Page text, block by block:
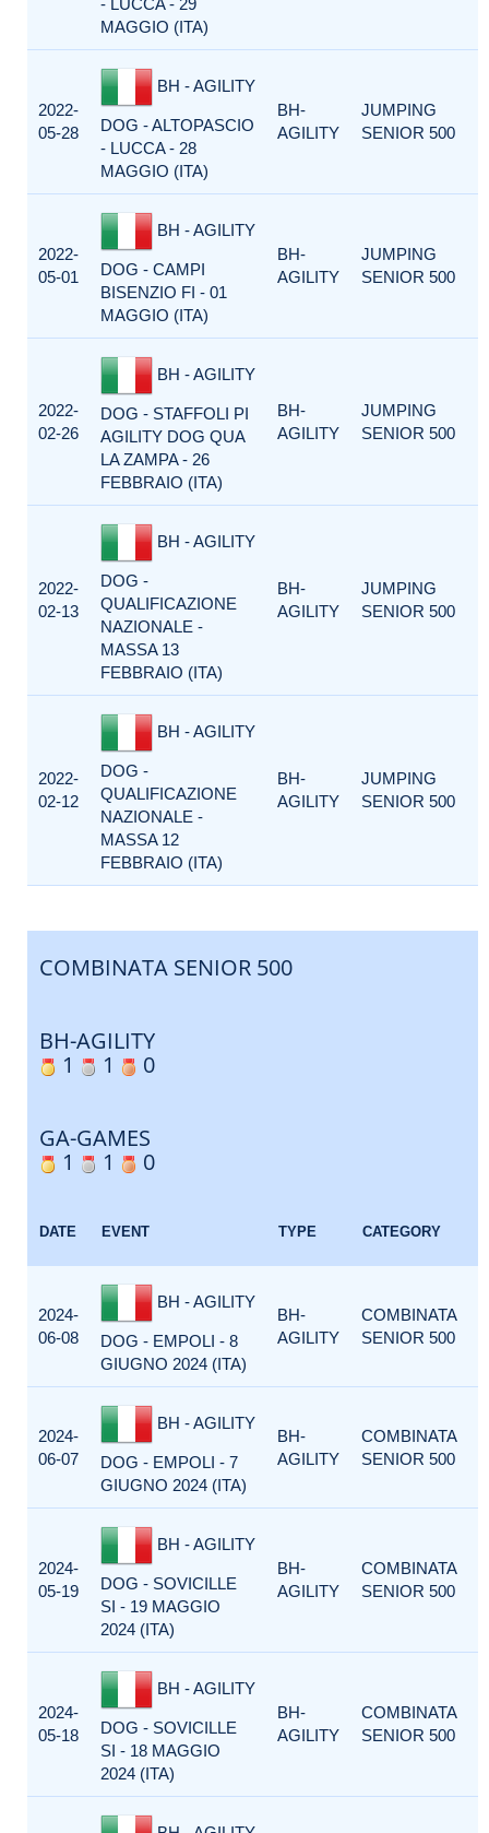
- LUCCA - 29
MAGGIO (ITA)
2022-
05-28
BH - AGILITY
DOG - ALTOPASCIO
- LUCCA - 28
MAGGIO (ITA)
BH-
AGILITY
JUMPING
SENIOR 500
2022-
05-01
BH - AGILITY
DOG - CAMPI
BISENZIO FI - 01
MAGGIO (ITA)
BH-
AGILITY
JUMPING
SENIOR 500
2022-
02-26
BH - AGILITY
DOG - STAFFOLI PI
AGILITY DOG QUA
LA ZAMPA - 26
FEBBRAIO (ITA)
BH-
AGILITY
JUMPING
SENIOR 500
2022-
02-13
BH - AGILITY
DOG -
QUALIFICAZIONE
NAZIONALE -
MASSA 13
FEBBRAIO (ITA)
BH-
AGILITY
JUMPING
SENIOR 500
2022-
02-12
BH - AGILITY
DOG -
QUALIFICAZIONE
NAZIONALE -
MASSA 12
FEBBRAIO (ITA)
BH-
AGILITY
JUMPING
SENIOR 500
COMBINATA SENIOR 500
BH-AGILITY
1
1 0
GA-GAMES
1
1 0
DATE EVENT TYPE CATEGORY
2024-
06-08
BH - AGILITY
DOG - EMPOLI - 8
GIUGNO 2024 (ITA)
BH-
AGILITY
COMBINATA
SENIOR 500
2024-
06-07
BH - AGILITY
DOG - EMPOLI - 7
GIUGNO 2024 (ITA)
BH-
AGILITY
COMBINATA
SENIOR 500
2024-
05-19
BH - AGILITY
DOG - SOVICILLE
SI - 19 MAGGIO
2024 (ITA)
BH-
AGILITY
COMBINATA
SENIOR 500
2024-
05-18
BH - AGILITY
DOG - SOVICILLE
SI - 18 MAGGIO
2024 (ITA)
BH-
AGILITY
COMBINATA
SENIOR 500